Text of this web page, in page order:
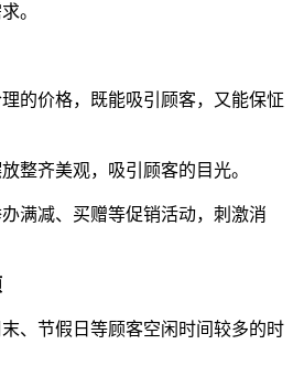
。
的价格，既能吸引顾客，又能保怔
整齐美观，吸引顾客的目光。
满减、买赠等促销活动，刺激消
、节假日等顾客空闲时间较多的时